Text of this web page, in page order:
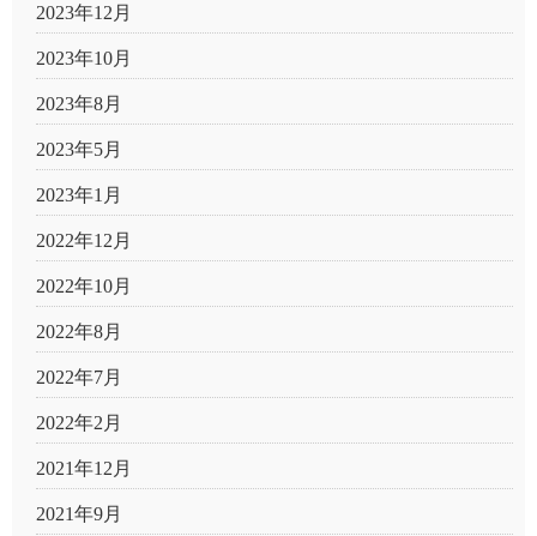
2023年12月
2023年10月
2023年8月
2023年5月
2023年1月
2022年12月
2022年10月
2022年8月
2022年7月
2022年2月
2021年12月
2021年9月